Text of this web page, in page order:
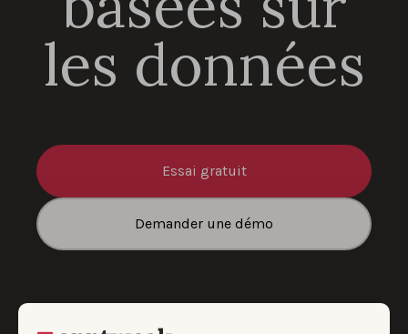
les données
Essai gratuit
Demander une démo